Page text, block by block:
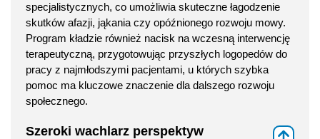
specjalistycznych, co umożliwia skuteczne łagodzenie
skutków afazji, jąkania czy opóźnionego rozwoju mowy.
Program kładzie również nacisk na wczesną interwencję
terapeutyczną, przygotowując przyszłych logopedów do
pracy z najmłodszymi pacjentami, u których szybka
pomoc ma kluczowe znaczenie dla dalszego rozwoju
społecznego.
Szeroki wachlarz perspektyw